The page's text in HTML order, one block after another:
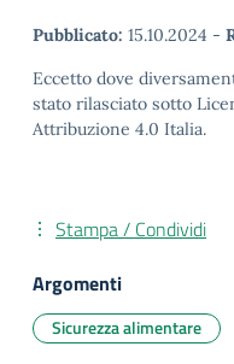
Pubblicato: 15.10.2024 -
Eccetto dove
stato rilasciato sotto
Attribuzione 4.0 Italia.
Stampa / Condividi
Argomenti
Sicurezza alimentare